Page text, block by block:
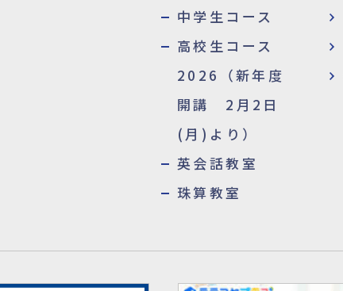
中学生コース
高校生コース
2026（新年度
開講 2月2日
(月)より）
英会話教室
珠算教室